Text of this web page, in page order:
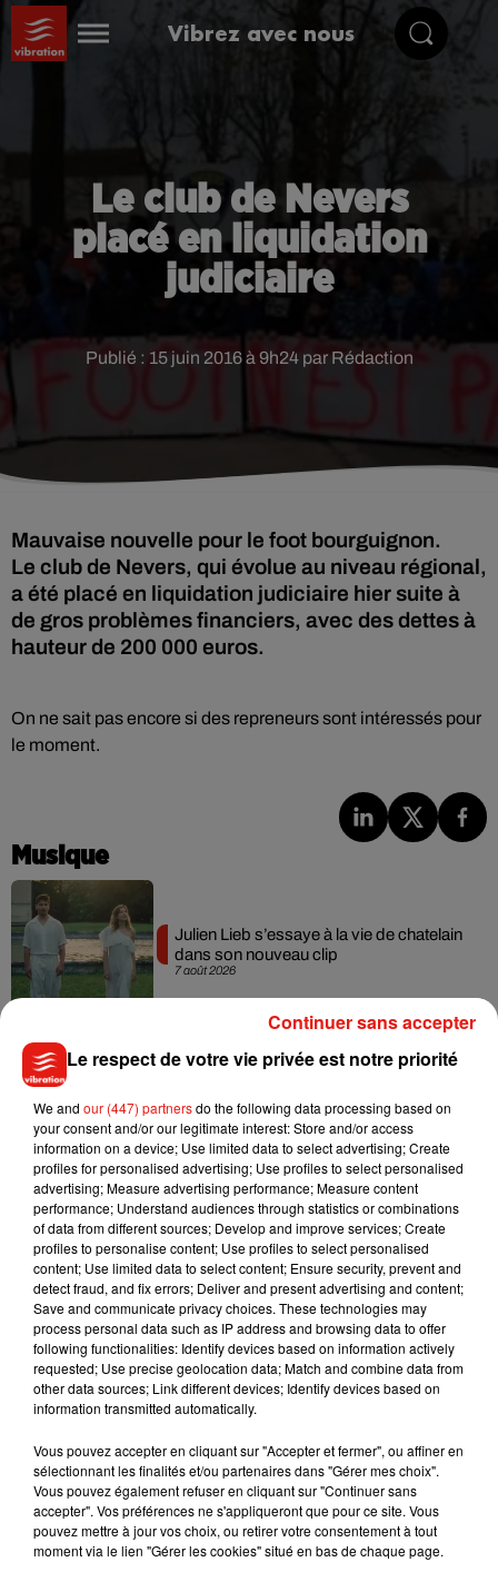
Vibrez avec nous
Le club de Nevers
placé en liquidation
judiciaire
Publié : 15 juin 2016 à 9h24 par Rédaction
Mauvaise nouvelle pour le foot bourguignon.
Le club de Nevers, qui évolue au niveau régional,
a été placé en liquidation judiciaire hier suite à
de gros problèmes financiers, avec des dettes à
hauteur de 200 000 euros.
On ne sait pas encore si des repreneurs sont intéressés pour
le moment.
Musique
7 août 2026
Julien Lieb s’essaye à la vie de chatelain
dans son nouveau clip
Sensation » avec Kylie Minogue
7 août 2026
Tayc et Didi B dévoilent le single le plus
dansant de l’année
7 août 2026
Angèle et Amélie Lens dévoilent leur
collaboration tant attendue
Benny Blanco invite Selena Gomez et
Becky G sur son nouveau single
Le respect de votre vie privée est notre priorité
We and our (447) partnersdo the following data processing based on
your consent and/or our legitimate interest: Store and/or access
information on a device; Use limited data to select advertising; Create
profiles for personalised advertising; Use profiles to select personalised
advertising; Measure advertising performance; Measure content
performance; Understand audiences through statistics or combinations
of data from different sources; Develop and improve services; Create
profiles to personalise content; Use profiles to select personalised
content; Use limited data to select content; Ensure security, prevent and
detect fraud, and fix errors; Deliver and present advertising and content;
Save and communicate privacy choices. These technologies may
process personal data such as IP address and browsing data to offer
following functionalities: Identify devices based on information actively
requested; Use precise geolocation data; Match and combine data from
other data sources; Link different devices; Identify devices based on
information transmitted automatically.
Vous pouvez accepter en cliquant sur "Accepter et fermer", ou affiner en
sélectionnant les finalités et/ou partenaires dans "Gérer mes choix".
Vous pouvez également refuser en cliquant sur "Continuer sans
accepter". Vos préférences ne s'appliqueront que pour ce site. Vous
pouvez mettre à jour vos choix, ou retirer votre consentement à tout
moment via le lien "Gérer les cookies" situé en bas de chaque page.
Continuer sans accepter